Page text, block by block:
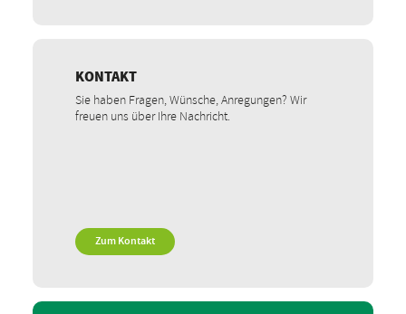
KONTAKT
Sie haben Fragen, Wünsche, Anregungen? Wir
freuen uns über Ihre Nachricht.
Zum Kontakt